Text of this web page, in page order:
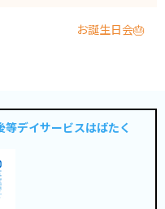
お誕生日会🎂
デイサービスはばたく